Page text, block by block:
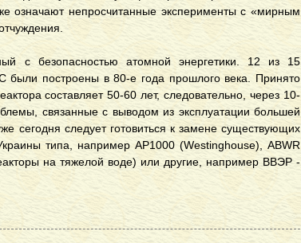
означают непросчитанные эксперименты с «мирным
с безопасностью атомной энергетики. 12 из 15
были построены в 80-е года прошлого века. Принято
составляет 50-60 лет, следовательно, через 10-
связанные с выводом из эксплуатации большей
сегодня следует готовиться к замене существующих
типа, например АР1000 (Westinghouse), ABWR
на тяжелой воде) или другие, например ВВЭР -